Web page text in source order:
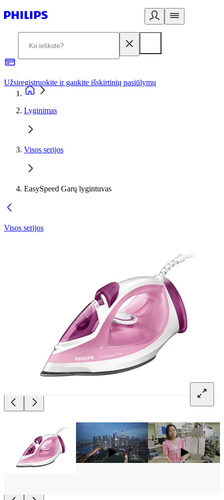
Užsiregistruokite ir gaukite išskirtinių pasiūlymų
Lyginimas
Visos serijos
EasySpeed Garų lygintuvas
Visos serijos